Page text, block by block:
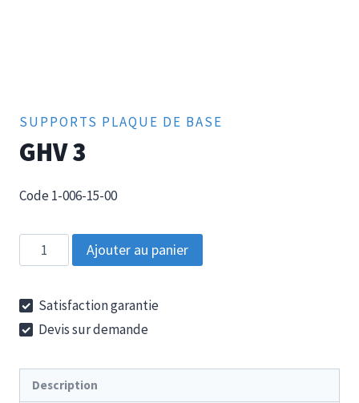
SUPPORTS PLAQUE DE BASE
GHV 3
Code 1-006-15-00
quantité
de
3
Ajouter au panier
Satisfaction garantie
Devis sur demande
Description